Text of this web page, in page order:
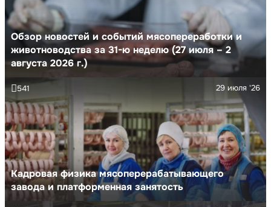
Обзор новостей и событий мясопереработки и
животноводства за 31-ю неделю (27 июля – 2
августа 2026 г.)
Кадровая физика мясоперерабатывающего
завода и платформенная занятость
29 июля '26
541